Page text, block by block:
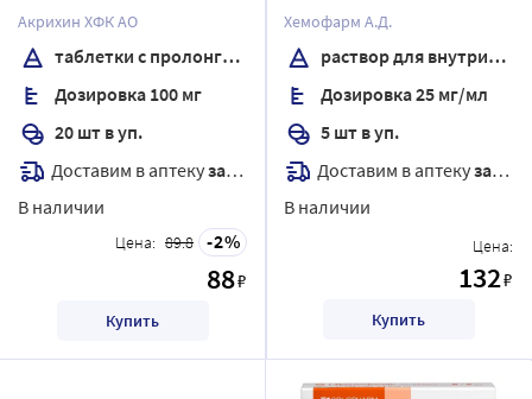
таблетки с
пролонгированным
высвобождением,
покрытые пленочной
оболочкой
Акрихин ХФК АО
таблетки с пролонгированным высвобождением, покрытые пленочной оболочкой
Дозировка 100 мг
20 шт в уп.
Доставим в аптекузавтра
В наличии
Цена: 89.8 2
88₽
Купить
внутримышечного
введения 3 мл ампулы 5
шт.
Хемофарм А.Д.
раствор для внутримышечного введения
Дозировка 25 мг/мл
5 шт в уп.
Доставим в аптекузавтра
В наличии
Цена:
132₽
Купить